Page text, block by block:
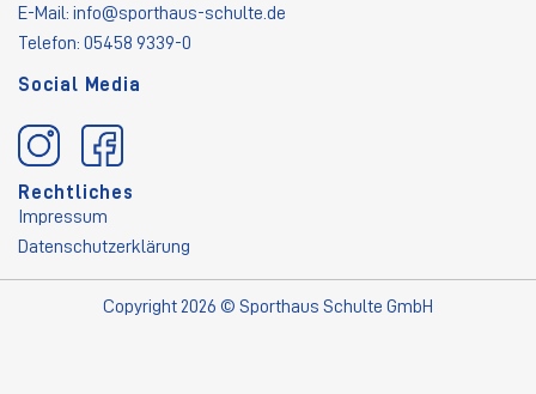
E-Mail: info@sporthaus-schulte.de
Telefon: 05458 9339-0
Social Media
Rechtliches
Impressum
Datenschutzerklärung
Copyright 2026 © Sporthaus Schulte GmbH